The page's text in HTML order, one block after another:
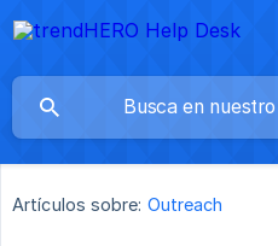
Artículos sobre: Outreach